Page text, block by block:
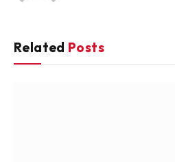
Related Posts